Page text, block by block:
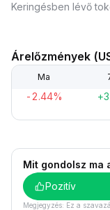
Keringésben lévő
Árelőzmények
Ma
-2.44%
Mit gondolsz ma
Pozitív
Megjegyzés: Ez a